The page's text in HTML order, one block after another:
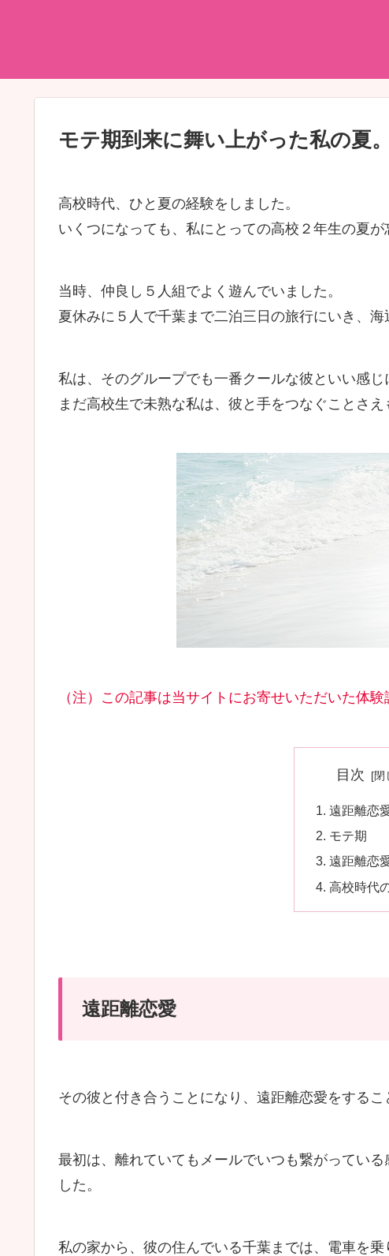
モテ期到来に舞い上がった私の夏。
高校時代、ひと夏の経験をしました。
いくつになっても、私にとっての高校２年生の夏が
当時、仲良し５人組でよく遊んでいました。
夏休みに５人で千葉まで二泊三日の旅行にいき、海
私は、そのグループでも一番クールな彼といい感じ
まだ高校生で未熟な私は、彼と手をつなぐことさえ
（注）この記事は当サイトにお寄せいただいた体
目次
遠距離恋
モテ期
遠距離恋
高校時代
遠距離恋愛
その彼と付き合うことになり、遠距離恋愛をするこ
最初は、離れていてもメールでいつも繋がってい
した。
私の家から、彼の住んでいる千葉までは、電車を乗